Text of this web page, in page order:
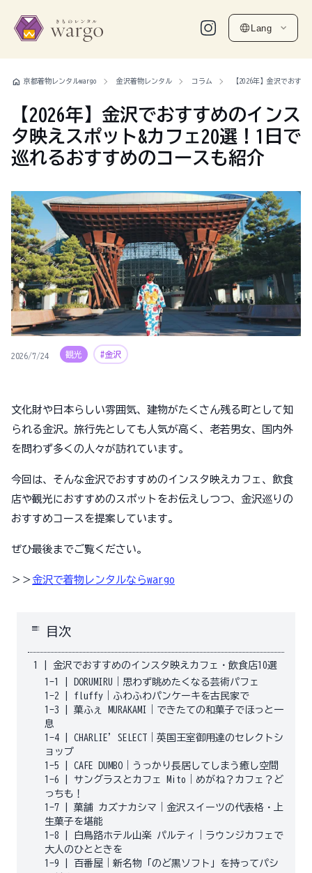
Lang
home 京都着物レンタルwargo 金沢着物レンタル コラム 【2026年】金沢でおす
【2026年】金沢でおすすめのインス
タ映えスポット&カフェ20選！1日で
巡れるおすすめのコースも紹介
2026/7/24 観光 #金沢
文化財や日本らしい雰囲気、建物がたくさん残る町として知
られる金沢。旅行先としても人気が高く、老若男女、国内外
を問わず多くの人々が訪れています。
今回は、そんな金沢でおすすめのインスタ映えカフェ、飲食
店や観光におすすめのスポットをお伝えしつつ、金沢巡りの
おすすめコースを提案しています。
ぜひ最後までご覧ください。
＞＞ 金沢で着物レンタルならwargo
toc 目次
1
金沢でおすすめのインスタ映えカフェ・飲食店10選
1-1
DORUMIRU｜思わず眺めたくなる芸術パフェ
1-2
fluffy｜ふわふわパンケーキを古民家で
1-3
菓ふぇ MURAKAMI｜できたての和菓子でほっと一
息
1-4
CHARLIE’SELECT｜英国王室御用達のセレクトシ
ョップ
1-5
CAFE DUMBO｜うっかり長居してしまう癒し空間
1-6
サングラスとカフェ Mito｜めがね？カフェ？ど
っちも！
1-7
菓舗 カズナカシマ｜金沢スイーツの代表格・上
生菓子を堪能
1-8
白鳥路ホテル山楽 パルティ｜ラウンジカフェで
大人のひとときを
1-9
百番屋｜新名物「のど黒ソフト」を持ってパシ